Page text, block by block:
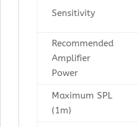
Sensitivity
Recommended
Amplifier
Power
Maximum SPL
(1m)